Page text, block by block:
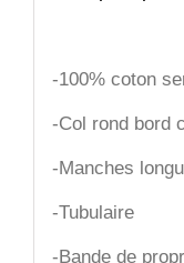
-100% coton
-Col rond bord
-Manches
-Tubulaire
-Bande de